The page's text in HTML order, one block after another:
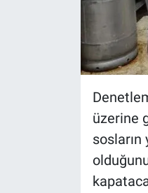
üzerine
sosların